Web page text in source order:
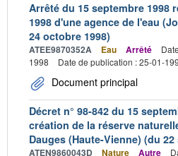
Arrêté du 15 septembre 1998
1998 d'une agence de l'eau
24 octobre 1998)
ATEE9870352A Eau Arrêté
1998
Date de publication : 25-01-
Document principal
Décret n° 98-842 du 15
création de la réserve
Dauges (Haute-Vienne) (du
ATEN9860043D Nature Autre